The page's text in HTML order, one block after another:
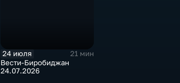
24 июля
21 мин
Вести-Биробиджан
24.07.2026